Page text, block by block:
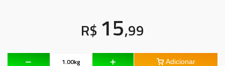
R$ 15,99
Adicionar